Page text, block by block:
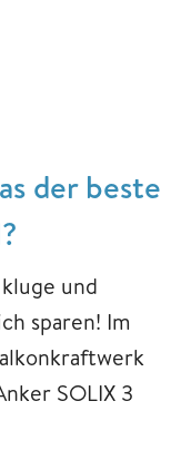
der beste
und
sparen! Im
SOLIX 3